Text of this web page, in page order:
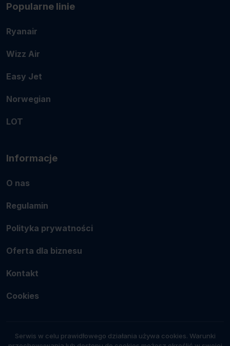
Popularne linie
Ryanair
Wizz Air
Easy Jet
Norwegian
LOT
Informacje
O nas
Regulamin
Polityka prywatności
Oferta dla biznesu
Kontakt
Cookies
Serwis w celu prawidłowego działania używa cookies. Warunki